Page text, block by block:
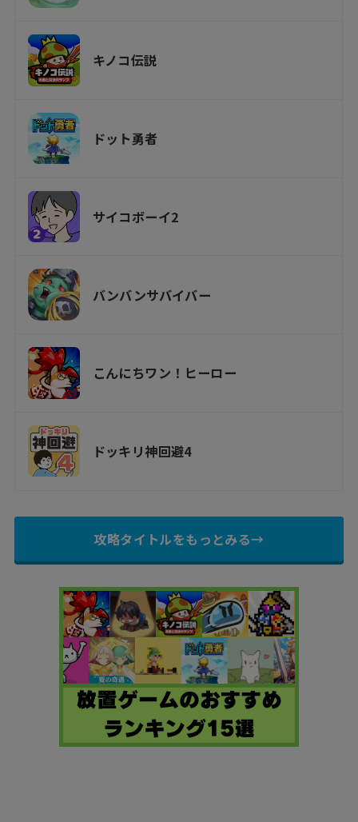
キノコ伝説
ドット勇者
サイコボーイ2
バンバンサバイバー
こんにちワン！ヒーロー
ドッキリ神回避4
攻略タイトルをもっとみる→